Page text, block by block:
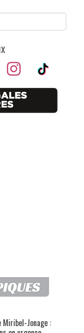
Miribel-Jonage :